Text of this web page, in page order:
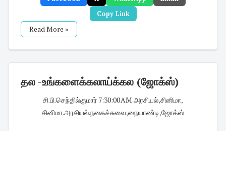
Copy Link
Read More »
தல -உங்களைக்கலாய்க்கல (ஜோக்ஸ்)
சி.பி.செந்தில்குமார் 7:30:00 AM அரசியல்,சினிமா,
சினிமா.அரசியல்.நகைச்சுவை,நையாண்டி,ஜோக்ஸ்